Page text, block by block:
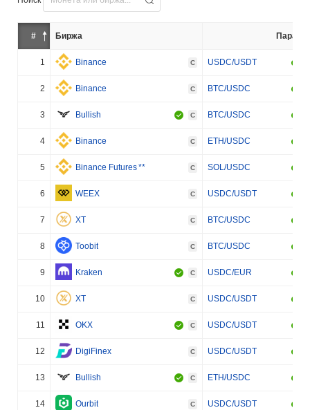
# Биржа Пара
1 Binance C USDC/USDT
2 Binance C BTC/USDC
3 Bullish C BTC/USDC
4 Binance C ETH/USDC
5 Binance Futures** C SOL/USDC
6 WEEX C USDC/USDT
7 XT C BTC/USDC
8 Toobit C BTC/USDC
9 Kraken C USDC/EUR
10 XT C USDC/USDT
11 OKX C USDC/USDT
12 DigiFinex C USDC/USDT
13 Bullish C ETH/USDC
14 Ourbit C USDC/USDT